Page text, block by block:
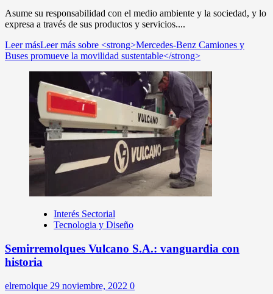
Asume su responsabilidad con el medio ambiente y la sociedad, y lo
expresa a través de sus productos y servicios....
Leer másLeer más sobre <strong>Mercedes-Benz Camiones y
Buses promueve la movilidad sustentable</strong>
Interés Sectorial
Tecnologia y Diseño
Semirremolques Vulcano S.A.: vanguardia con
historia
elremolque 29 noviembre, 2022 0